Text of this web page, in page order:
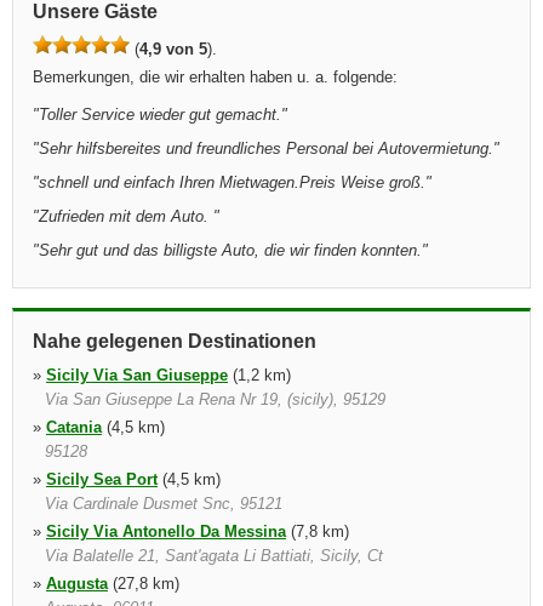
Unsere Gäste
(4,9 von 5).
Bemerkungen, die wir erhalten haben u. a. folgende:
"Toller Service wieder gut gemacht. "
"Sehr hilfsbereites und freundliches Personal bei Autovermietung. "
"schnell und einfach Ihren Mietwagen.Preis Weise groß. "
"Zufrieden mit dem Auto. "
"Sehr gut und das billigste Auto, die wir finden konnten. "
Nahe gelegenen Destinationen
» Sicily Via San Giuseppe (1,2 km)
Via San Giuseppe La Rena Nr 19, (sicily), 95129
» Catania(4,5 km)
95128
» Sicily Sea Port(4,5 km)
Via Cardinale Dusmet Snc, 95121
» Sicily Via Antonello Da Messina(7,8 km)
Via Balatelle 21, Sant'agata Li Battiati, Sicily, Ct
» Augusta(27,8 km)